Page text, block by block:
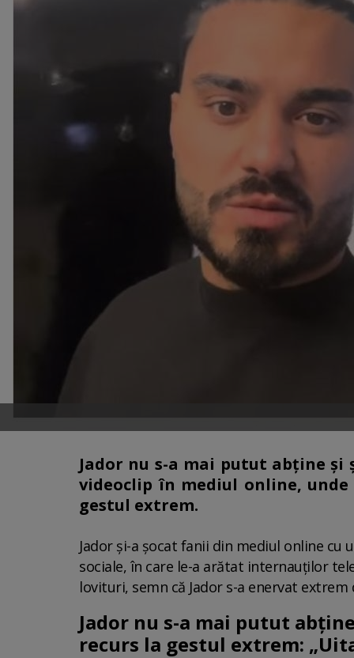
Jador nu s-a mai putut abține
videoclip în mediul online,
gestul extrem.
Jador și-a șocat fanii din mediul online
sociale, în care le-a arătat internauților
lovituri, semn că Jador s-a enervat
Jador nu s-a mai putut
recurs la gestul extrem: